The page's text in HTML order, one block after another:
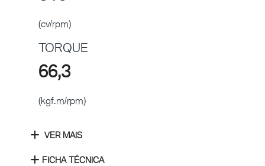
(cv/rpm)
TORQUE
66,3
(kgf.m/rpm)
VER MAIS
FICHA TÉCNICA